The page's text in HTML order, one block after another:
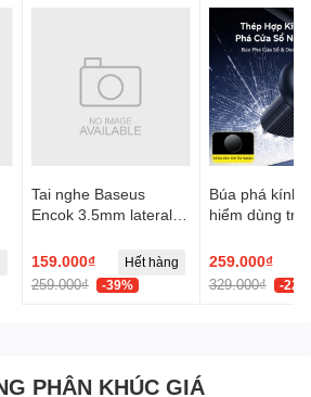
Tai nghe Baseus
Encok 3.5mm lateral
Trắng, Model:
NGCR020002
159.000₫
259.000₫ -39%
Hết hàng
Búa phá kính
hiểm dùng
Double
Safety
259.000₫
329.000₫ -22%
PHÂN KHÚC GIÁ